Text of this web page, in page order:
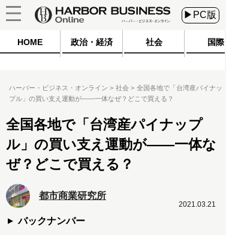
▶PC版
HOME 政治・経済 社会 国際
ハーバー・ビジネス・オンライン 社会
全国各地で「台湾産パイナッ
プル」の買い支え運動が――一体なぜ？どこで買える？
全国各地で「台湾産パイナップ
ル」の買い支え運動が――一体な
ぜ？どこで買える？
都市商業研究所
バックナンバー
2021.03.21